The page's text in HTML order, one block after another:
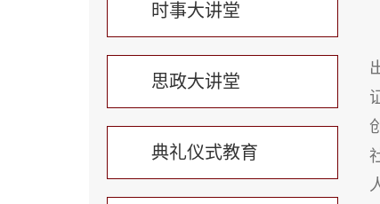
时事大讲堂
思政大讲堂
典礼仪式教育